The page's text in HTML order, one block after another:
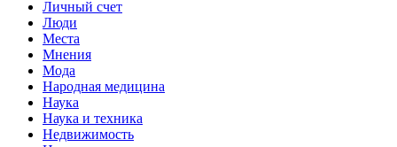
Личный счет
Люди
Места
Мнения
Мода
Народная медицина
Наука
Наука и техника
Недвижимость